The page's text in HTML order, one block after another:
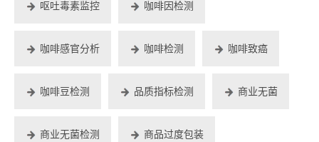
呕吐毒素监控 咖啡因检测
咖啡感官分析 咖啡检测 咖啡致癌
咖啡豆检测 品质指标检测 商业无菌
商业无菌检测 商品过度包装